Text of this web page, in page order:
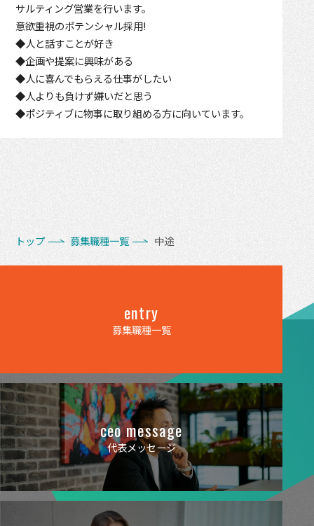
サルティング営業を行います。
意欲重視のポテンシャル採用!
◆人と話すことが好き
◆企画や提案に興味がある
◆人に喜んでもらえる仕事がしたい
◆人よりも負けず嫌いだと思う
◆ポジティブに物事に取り組める方に向いています。
トップ 募集職種一覧 中途
entry
募集職種一覧
ceo message
代表メッセージ